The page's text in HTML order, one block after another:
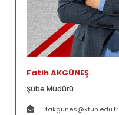
Fatih AKGÜNEŞ
Şube Müdürü
fakgunes@ktun.edu.tr